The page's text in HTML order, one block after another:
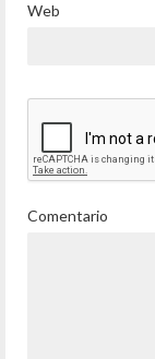
Web
Comentario